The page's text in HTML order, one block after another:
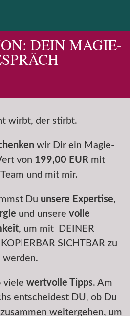
DEIN MAGIE-
wirbt, der stirbt.
wir Dir ein Magie-
von 199,00 EUR mit
und mit mir.
Du unsere Expertise,
und unsere volle
, um mit DEINER
SICHTBAR zu
werden.
viele wertvolle Tipps. Am
entscheidest DU, ob Du
weitergehen, um